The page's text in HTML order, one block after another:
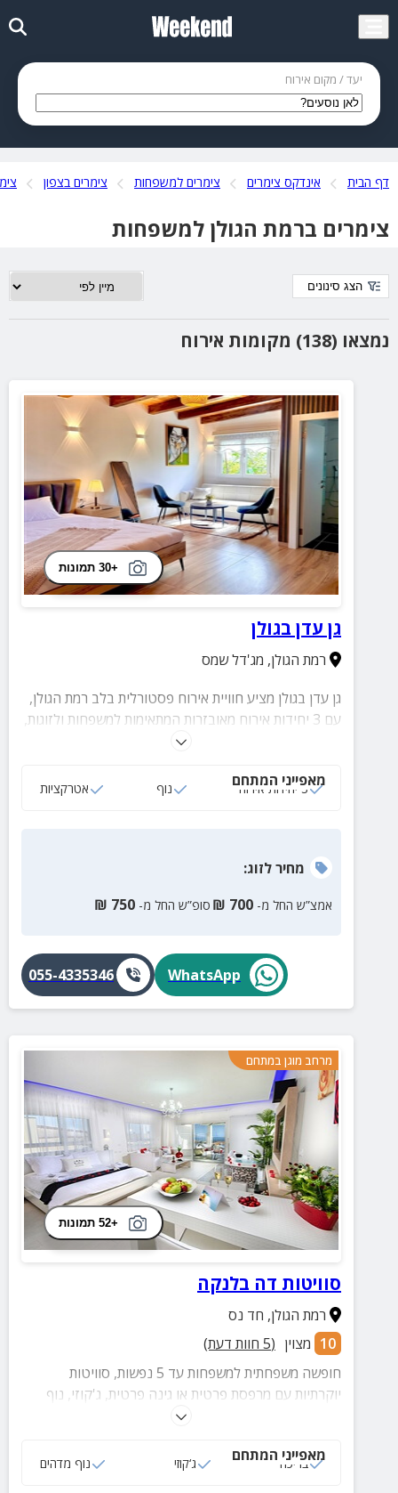
יעד / מקום אירוח
דף הבית אינדקס צימרים צימרים למשפחות צימרים בצפון
צימרים ברמת הגולן למשפחות
נמצאו (138) מקומות אירוח
הצג סינונים
+30 תמונות
גן עדן בגולן
רמת הגולן, מג'דל שמס
גן עדן בגולן מציע חוויית אירוח פסטורלית בלב רמת הגולן,
עם 3 יחידות אירוח מאובזרות המתאימות למשפחות ולזוגות,
הכוללות חדר שינה, מטבחון, פינת ישיבה ומרפסת פרטית.
בשפע ונגישות מלאה, ובקרבת שלל אטרקציות לכל
מאפייני המתחם
3 יחידות אירוח נוף אטרקציות
מחירלזוג:
אמצ”ש החל מ- 700
₪ סופ”ש החל מ- 750
₪
WhatsApp
055-4335346
מרחב מוגן במתחם
+52 תמונות
סוויטות דה בלנקה
רמת הגולן, חד נס
10 מצוין (
5 חוות דעת)
חופשה משפחתית למשפחות עד 5 נפשות, סוויטות
יוקרתיות עם מרפסת פרטית או גינה פרטית, ג'קוזי, נוף
מדהים, בריכה אשר מחוממת ומקורה בחורף ועוד.
מאפייני המתחם
בריכה ג‘קוזי נוף מדהים